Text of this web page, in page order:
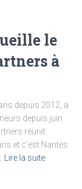
le
à
depuis 2012, a
depuis juin
réunit
et c’est Nantes
Lire la suite